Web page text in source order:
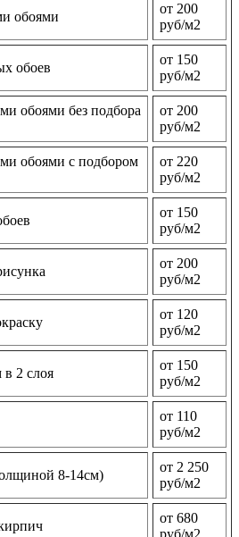
обоями
от 200
руб/м2
обоев
от 150
руб/м2
обоями без подбора
от 200
руб/м2
обоями с подбором
от 220
руб/м2
от 150
руб/м2
от 200
руб/м2
от 120
руб/м2
в 2 слоя
от 150
руб/м2
от 110
руб/м2
8-14см)
от 2 250
руб/м2
от 680